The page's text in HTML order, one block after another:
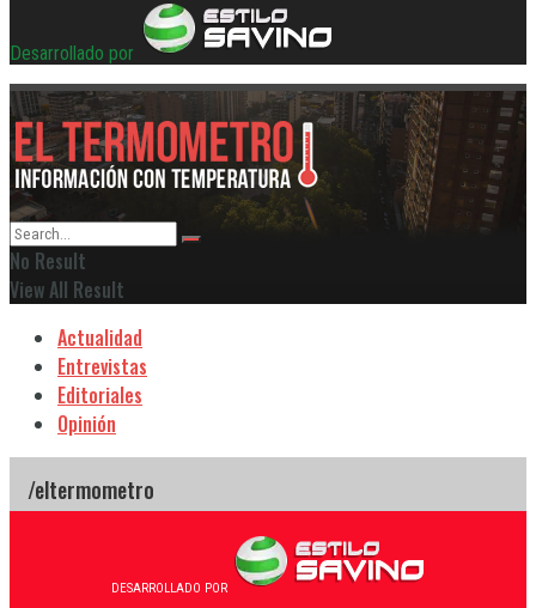
Desarrollado por
No Result
View All Result
Actualidad
Entrevistas
Editoriales
Opinión
DESARROLLADO POR